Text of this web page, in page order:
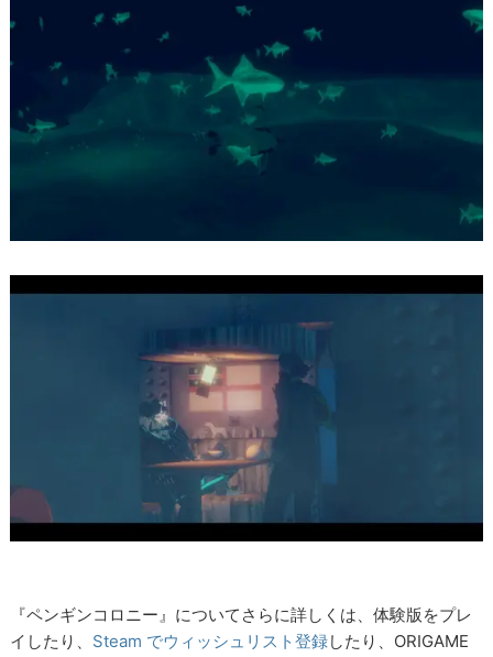
『ペンギンコロニー』についてさらに詳しくは、体験版をプレ
イしたり、 Steam でウィッシュリスト登録したり、ORIGAME